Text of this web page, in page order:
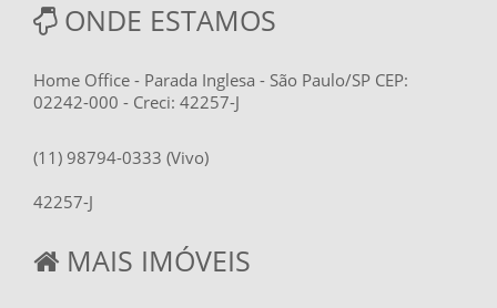
ONDE ESTAMOS
Home Office - Parada Inglesa - São Paulo/SP CEP:
02242-000 - Creci: 42257-J
(11) 98794-0333 (Vivo)
42257-J
MAIS IMÓVEIS